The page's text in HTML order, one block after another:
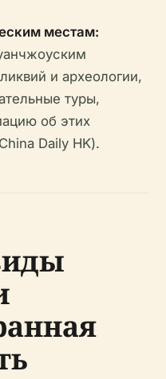
местам:
и археологии,
туры,
об этих
Daily HK).